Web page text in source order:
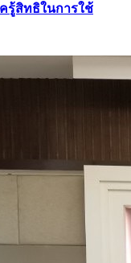
รู้สิทธิในการใช้